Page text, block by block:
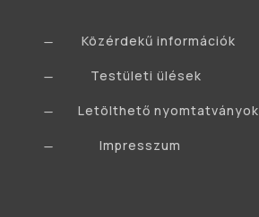
K Közérdekű információk
K Testületi ülések
K Letölthető nyomtatványok
K Impresszum